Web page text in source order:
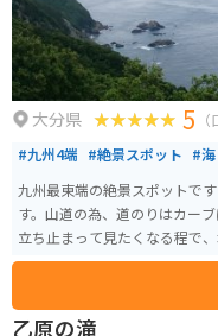
大分県 5
#九州4端 #絶景スポット #
九州最東端の絶景スポットで
す。山道の為、道のりはカー
立ち止まって見たくなる程で
ポットです。
乙原の滝